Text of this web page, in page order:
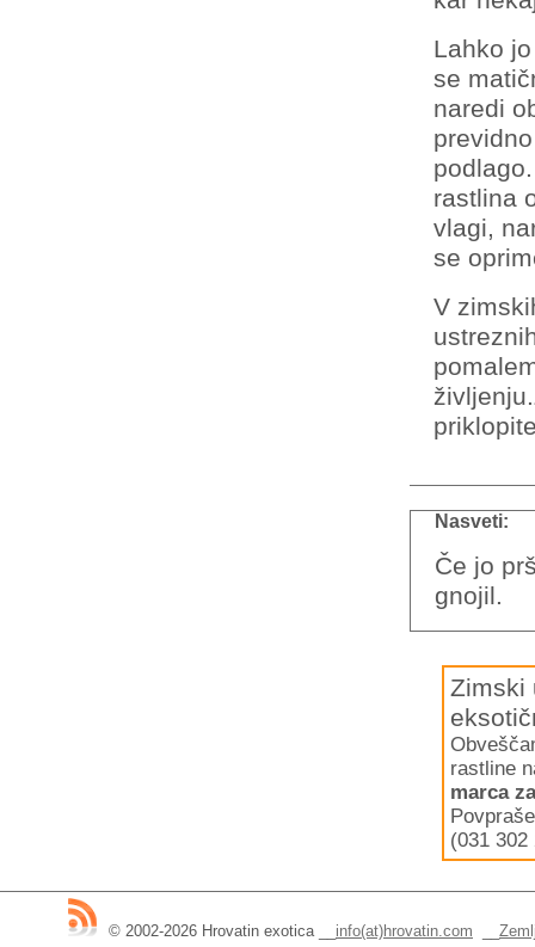
Lahko
se
naredi
rastlina
vlagi,
se
V
Nasveti:
Če jo
gnojil.
Zimski
rastline
marca
(031
© 2002-2026 Hrovatin exotica__ info(at)hrovatin.com